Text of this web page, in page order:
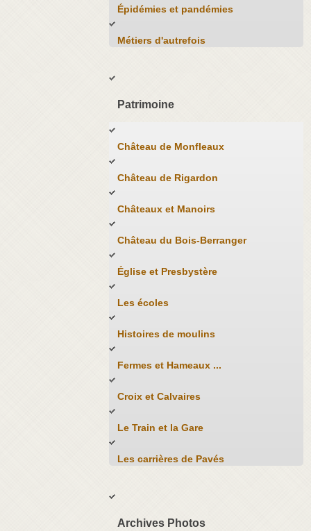
Épidémies et pandémies
Métiers d'autrefois
Patrimoine
Château de Monfleaux
Château de Rigardon
Châteaux et Manoirs
Château du Bois-Berranger
Église et Presbystère
Les écoles
Histoires de moulins
Fermes et Hameaux ...
Croix et Calvaires
Le Train et la Gare
Les carrières de Pavés
Archives Photos